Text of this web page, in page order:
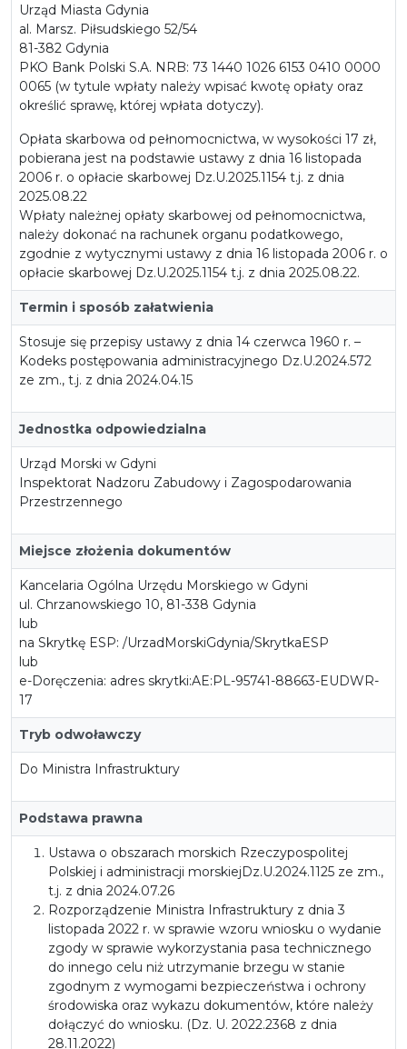
Urząd Miasta Gdynia
al. Marsz. Piłsudskiego 52/54
81-382 Gdynia
PKO Bank Polski S.A. NRB: 73 1440 1026 6153 0410 0000
0065 (w tytule wpłaty należy wpisać kwotę opłaty oraz
określić sprawę, której wpłata dotyczy).
Opłata skarbowa od pełnomocnictwa, w wysokości 17 zł,
pobierana jest na podstawie ustawy z dnia 16 listopada
2006 r. o opłacie skarbowej Dz.U.2025.1154 t.j. z dnia
2025.08.22
Wpłaty należnej opłaty skarbowej od pełnomocnictwa,
należy dokonać na rachunek organu podatkowego,
zgodnie z wytycznymi ustawy z dnia 16 listopada 2006 r. o
opłacie skarbowej Dz.U.2025.1154 t.j. z dnia 2025.08.22.
Termin i sposób załatwienia
Stosuje się przepisy ustawy z dnia 14 czerwca 1960 r. –
Kodeks postępowania administracyjnego Dz.U.2024.572
ze zm., t.j. z dnia 2024.04.15
Jednostka odpowiedzialna
Urząd Morski w Gdyni
Inspektorat Nadzoru Zabudowy i Zagospodarowania
Przestrzennego
Miejsce złożenia dokumentów
Kancelaria Ogólna Urzędu Morskiego w Gdyni
ul. Chrzanowskiego 10, 81-338 Gdynia
lub
na Skrytkę ESP: /UrzadMorskiGdynia/SkrytkaESP
lub
e-Doręczenia: adres skrytki:AE:PL-95741-88663-EUDWR-
17
Tryb odwoławczy
Do Ministra Infrastruktury
Podstawa prawna
Ustawa o obszarach morskich Rzeczypospolitej
Polskiej i administracji morskiejDz.U.2024.1125 ze zm.,
t.j. z dnia 2024.07.26
Rozporządzenie Ministra Infrastruktury z dnia 3
listopada 2022 r. w sprawie wzoru wniosku o wydanie
zgody w sprawie wykorzystania pasa technicznego
do innego celu niż utrzymanie brzegu w stanie
zgodnym z wymogami bezpieczeństwa i ochrony
środowiska oraz wykazu dokumentów, które należy
dołączyć do wniosku. (Dz. U. 2022.2368 z dnia
28.11.2022)